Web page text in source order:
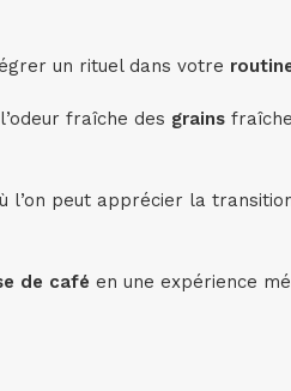
un rituel dans votre
fraîche des grains
l’on peut apprécier la
de café en une expérience